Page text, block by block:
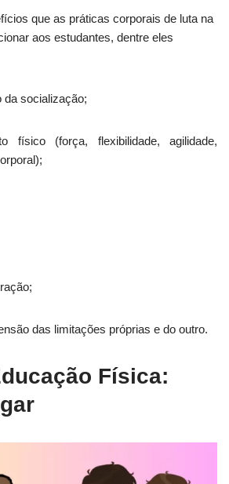
que as práticas corporais de luta na
aos estudantes, dentre eles
da socialização;
físico (força, flexibilidade, agilidade,
das limitações próprias e do outro.
Física: